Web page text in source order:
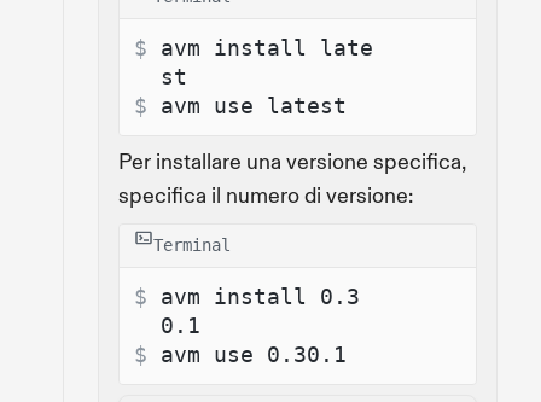
$ avm install late
st
$ avm use latest
Per installare una versione specifica,
specifica il numero di versione:
Terminal
$ avm install 0.3
0.1
$ avm use 0.30.1